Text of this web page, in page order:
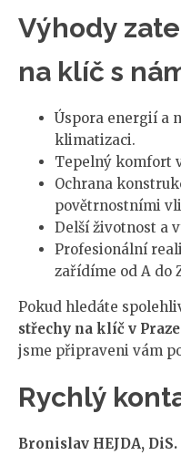
Výhody
na klíč s
Úspora energií a
klimatizaci.
Tepelný komfort
Ochrana
povětrnostními
Delší životnost a
Profesionální
zařídíme od A do
Pokud hledáte
střechy na klíč v
jsme připraveni vám
Rychlý
Bronislav HEJDA, DiS.